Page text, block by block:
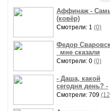
Аффинаж -
(ковёр)
Смотрели: 1 (0)
Федор
_мне сказали
Смотрели: 0 (0)
- Даша, какой
сегодня день? -
Смотрели: 709